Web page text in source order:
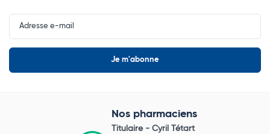
Input
Newsletter
Nos pharmaciens
Titulaire - Cyril Tétart